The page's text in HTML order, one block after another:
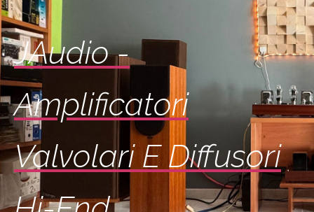
JAudio -
Amplificatori
Valvolari E Diffusori